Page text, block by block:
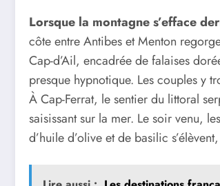
Lorsque la montagne s’efface
côte entre Antibes et Menton
Cap-d’Ail, encadrée de falaises
presque hypnotique. Les couples y
À Cap-Ferrat, le sentier du littoral
saisissant sur la mer. Le soir venu,
d’huile d’olive et de basilic